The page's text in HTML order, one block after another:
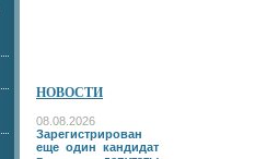
НОВОСТИ
08.08.2026
Зарегистрирован
еще один кандидат